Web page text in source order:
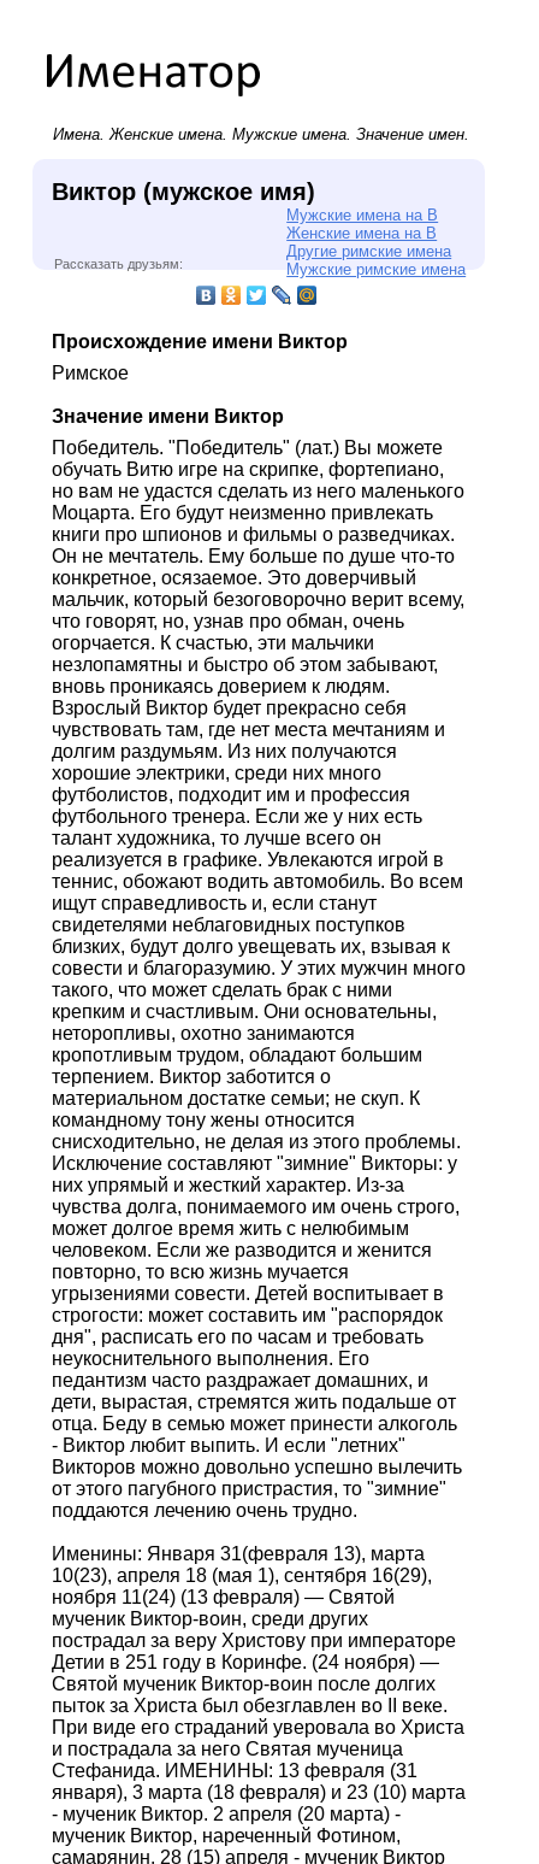
Имена.Женские имена. Мужские имена. Значение имен.
Виктор (мужское имя)
Мужские имена на В
Женские имена на В
Другие римские имена
Мужские римские имена
Рассказать друзьям:
Происхождение имени Виктор
Римское
Значение имени Виктор
Победитель. "Победитель" (лат.) Вы можете
обучать Витю игре на скрипке, фортепиано,
но вам не удастся сделать из него маленького
Моцарта. Его будут неизменно привлекать
книги про шпионов и фильмы о разведчиках.
Он не мечтатель. Ему больше по душе что-то
конкретное, осязаемое. Это доверчивый
мальчик, который безоговорочно верит всему,
что говорят, но, узнав про обман, очень
огорчается. К счастью, эти мальчики
незлопамятны и быстро об этом забывают,
вновь проникаясь доверием к людям.
Взрослый Виктор будет прекрасно себя
чувствовать там, где нет места мечтаниям и
долгим раздумьям. Из них получаются
хорошие электрики, среди них много
футболистов, подходит им и профессия
футбольного тренера. Если же у них есть
талант художника, то лучше всего он
реализуется в графике. Увлекаются игрой в
теннис, обожают водить автомобиль. Во всем
ищут справедливость и, если станут
свидетелями неблаговидных поступков
близких, будут долго увещевать их, взывая к
совести и благоразумию. У этих мужчин много
такого, что может сделать брак с ними
крепким и счастливым. Они основательны,
неторопливы, охотно занимаются
кропотливым трудом, обладают большим
терпением. Виктор заботится о
материальном достатке семьи; не скуп. К
командному тону жены относится
снисходительно, не делая из этого проблемы.
Исключение составляют "зимние" Викторы: у
них упрямый и жесткий характер. Из-за
чувства долга, понимаемого им очень строго,
может долгое время жить с нелюбимым
человеком. Если же разводится и женится
повторно, то всю жизнь мучается
угрызениями совести. Детей воспитывает в
строгости: может составить им "распорядок
дня", расписать его по часам и требовать
неукоснительного выполнения. Его
педантизм часто раздражает домашних, и
дети, вырастая, стремятся жить подальше от
отца. Беду в семью может принести алкоголь
- Виктор любит выпить. И если "летних"
Викторов можно довольно успешно вылечить
от этого пагубного пристрастия, то "зимние"
поддаются лечению очень трудно.
Именины: Января 31(февраля 13), марта
10(23), апреля 18 (мая 1), сентября 16(29),
ноября 11(24) (13 февраля) — Святой
мученик Виктор-воин, среди других
пострадал за веру Христову при императоре
Детии в 251 году в Коринфе. (24 ноября) —
Святой мученик Виктор-воин после долгих
пыток за Христа был обезглавлен во II веке.
При виде его страданий уверовала во Христа
и пострадала за него Святая мученица
Стефанида. ИМЕНИНЫ: 13 февраля (31
января), 3 марта (18 февраля) и 23 (10) марта
- мученик Виктор. 2 апреля (20 марта) -
мученик Виктор, нареченный Фотином,
самарянин. 28 (15) апреля - мученик Виктор